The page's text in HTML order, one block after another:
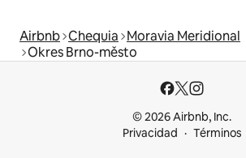
Airbnb Chequia Moravia Meridional
Okres Brno-město
© 2026 Airbnb, Inc.
Privacidad
Términos